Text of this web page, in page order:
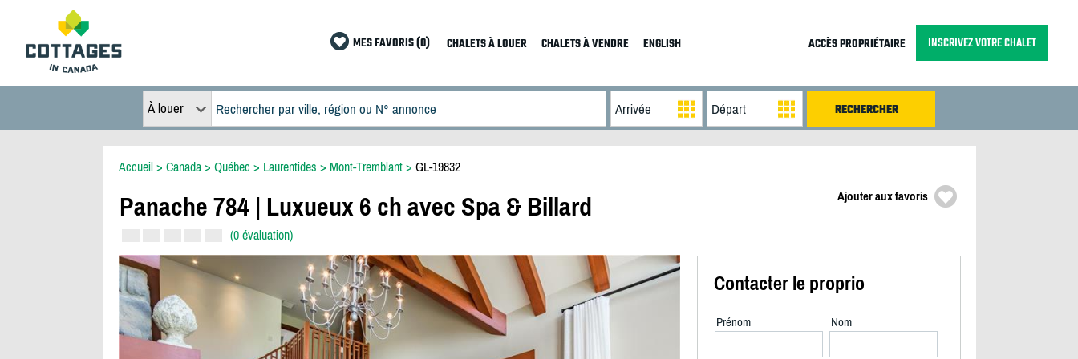
MES FAVORIS (0) CHALETS À LOUER CHALETS À VENDRE ENGLISH ACCÈS PROPRIÉTAIRE INSCRIVEZ VOTRE CHALET
À louer
Accueil> Canada> Québec > Laurentides > Mont-Tremblant> GL-19832
Panache 784 | Luxueux 6 ch avec Spa & Billard
(0 évaluation)
Ajouter aux favoris
Contacter le proprio
Prénom Nom